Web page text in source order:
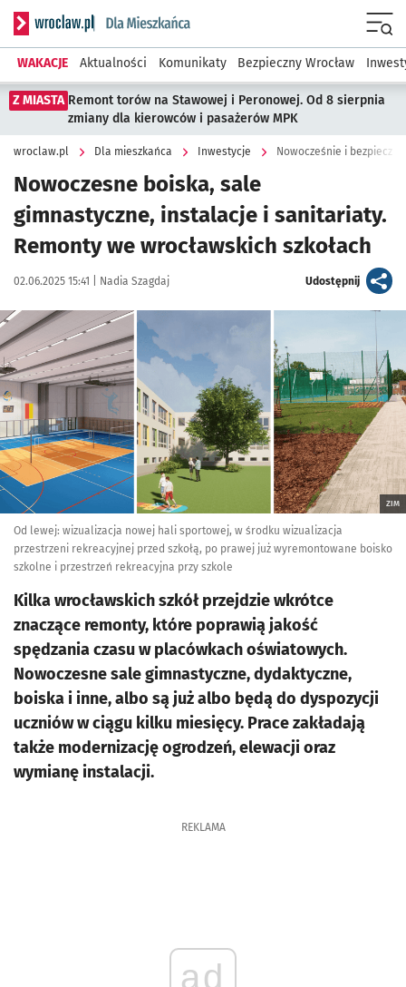
Serwis informacyjny wroclaw.pl podserwis: Dla mieszkańca
WAKACJE Aktualności Komunikaty Bezpieczny Wrocław
Z MIASTA Remont torów na Stawowej i Peronowej. Od 8 sierpnia
zmiany dla kierowców i pasażerów MPK
wroclaw.pl Dla mieszkańca Inwestycje Nowocześnie i
Nowoczesne boiska, sale
gimnastyczne, instalacje i sanitariaty.
Remonty we wrocławskich szkołach
Data publikacji:
02.06.2025 15:41 | Autor:
Nadia Szagdaj Udostępnijartykuł
ZIM
Od lewej: wizualizacja nowej hali sportowej, w środku wizualizacja
przestrzeni rekreacyjnej przed szkołą, po prawej już wyremontowane boisko
szkolne i przestrzeń rekreacyjna przy szkole
Kilka wrocławskich szkół przejdzie wkrótce
znaczące remonty, które poprawią jakość
spędzania czasu w placówkach oświatowych.
Nowoczesne sale gimnastyczne, dydaktyczne,
boiska i inne, albo są już albo będą do dyspozycji
uczniów w ciągu kilku miesięcy. Prace zakładają
także modernizację ogrodzeń, elewacji oraz
wymianę instalacji.
REKLAMA
ad